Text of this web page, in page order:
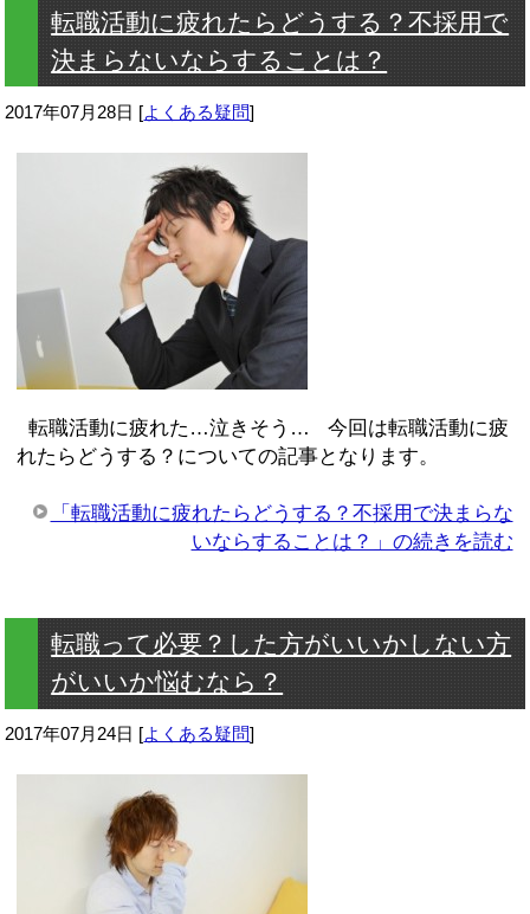
転職活動に疲れたらどうする？不採用で
決まらないならすることは？
2017年07月28日 [よくある疑問]
転職活動に疲れた…泣きそう… 今回は転職活動に疲
れたらどうする？についての記事となります。
「転職活動に疲れたらどうする？不採用で決まらな
いならすることは？」の続きを読む
転職って必要？した方がいいかしない方
がいいか悩むなら？
2017年07月24日 [よくある疑問]